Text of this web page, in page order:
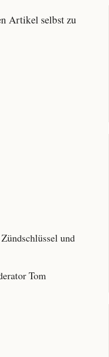
Artikel selbst zu
und
Tom